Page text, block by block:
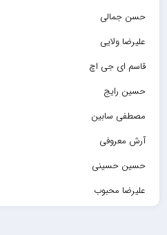
حسن جمالی
علیرضا ولایی
قاسم ای جی اچ
حسین رایج
مصطفی سابین
آرش معروفی
حسین حسینی
علیرضا محبوب